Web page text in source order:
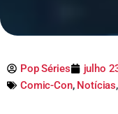
Pop Séries
julho
Comic-Con, Notícias,